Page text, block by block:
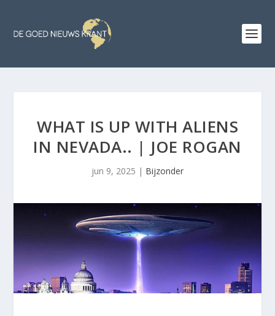
WHAT IS UP WITH ALIENS
IN NEVADA.. | JOE ROGAN
jun 9, 2025 | Bijzonder